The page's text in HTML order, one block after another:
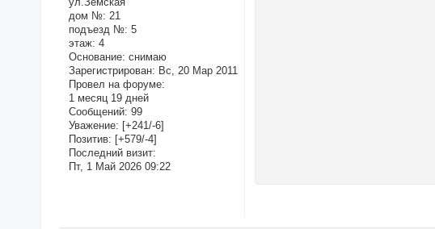
дом №: 21
подъезд №: 5
этаж: 4
Основание: снимаю
Зарегистрирован: Вс, 20 Мар 2011
Провел на форуме:
1 месяц 19 дней
Сообщений: 99
Уважение: [+241/-6]
Позитив: [+579/-4]
Последний визит:
Пт, 1 Май 2026 09:22